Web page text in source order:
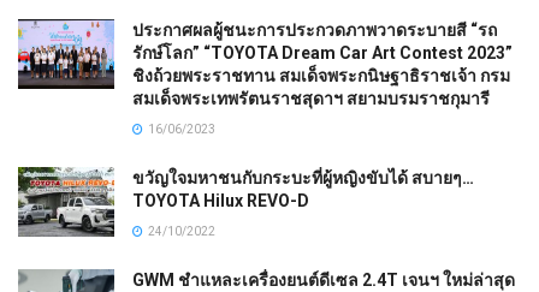
ประกาศผลผู้ชนะการประกวดภาพวาดระบายสี “รถ
รักษ์โลก” “TOYOTA Dream Car Art Contest 2023”
ชิงถ้วยพระราชทาน สมเด็จพระกนิษฐาธิราชเจ้า กรม
สมเด็จพระเทพรัตนราชสุดาฯ สยามบรมราชกุมารี
16/06/2023
ขวัญใจมหาชนกับกระบะที่ผู้หญิงขับได้ สบายๆ…
TOYOTA Hilux REVO-D
24/10/2022
GWM ชำแหละเครื่องยนต์ดีเซล 2.4T เจนฯ ใหม่ล่าสุด